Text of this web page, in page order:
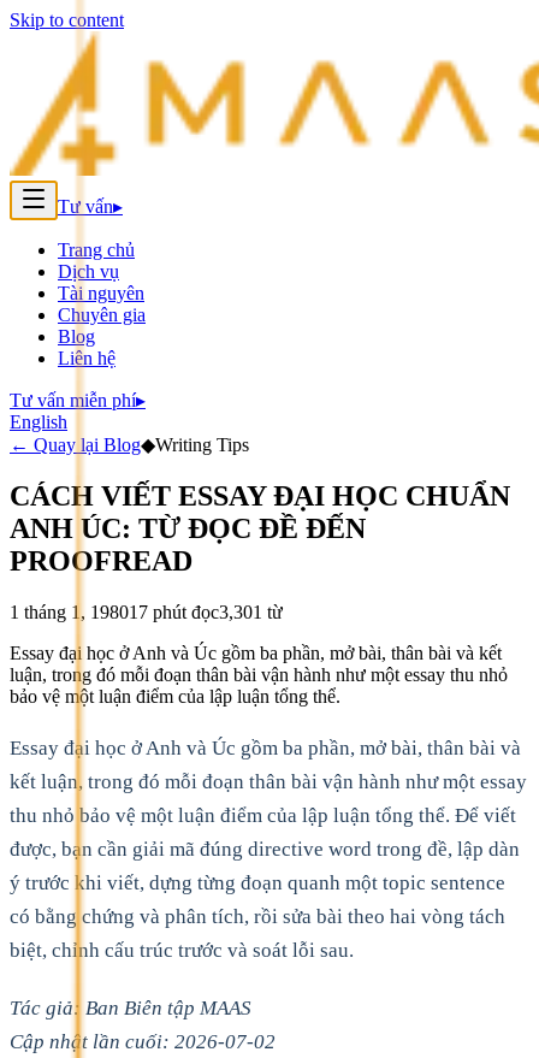
Skip to content
Tư vấn▸
Trang chủ
Dịch vụ
Tài nguyên
Chuyên gia
Blog
Liên hệ
Tư vấn miễn phí▸
English
← Quay lại Blog◆Writing Tips
CÁCH VIẾT ESSAY ĐẠI HỌC CHUẨN
ANH ÚC: TỪ ĐỌC ĐỀ ĐẾN
PROOFREAD
1 tháng 1, 198017 phút đọc3,301 từ
Essay đại học ở Anh và Úc gồm ba phần, mở bài, thân bài và kết
luận, trong đó mỗi đoạn thân bài vận hành như một essay thu nhỏ
bảo vệ một luận điểm của lập luận tổng thể.
Essay đại học ở Anh và Úc gồm ba phần, mở bài, thân bài và
kết luận, trong đó mỗi đoạn thân bài vận hành như một essay
thu nhỏ bảo vệ một luận điểm của lập luận tổng thể. Để viết
được, bạn cần giải mã đúng directive word trong đề, lập dàn
ý trước khi viết, dựng từng đoạn quanh một topic sentence
có bằng chứng và phân tích, rồi sửa bài theo hai vòng tách
biệt, chỉnh cấu trúc trước và soát lỗi sau.
Tác giả: Ban Biên tập MAAS
Cập nhật lần cuối: 2026-07-02